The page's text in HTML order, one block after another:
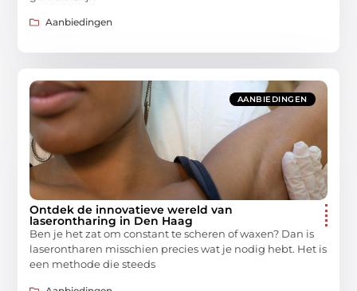
Aanbiedingen
AANBIEDINGEN
Ontdek de innovatieve wereld van
laserontharing in Den Haag
Ben je het zat om constant te scheren of waxen? Dan is
laserontharen misschien precies wat je nodig hebt. Het is
een methode die steeds